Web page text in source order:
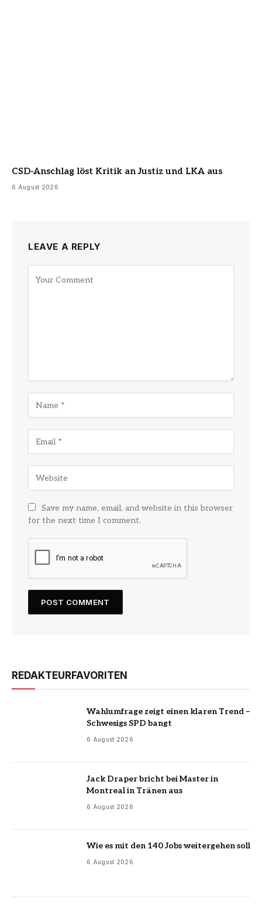
CSD-Anschlag löst Kritik an Justiz und LKA aus
6 August 2026
LEAVE A REPLY
Save my name, email, and website in this browser
for the next time I comment.
REDAKTEURFAVORITEN
Wahlumfrage zeigt einen klaren Trend –
Schwesigs SPD bangt
6 August 2026
Jack Draper bricht bei Master in
Montreal in Tränen aus
6 August 2026
Wie es mit den 140 Jobs weitergehen soll
6 August 2026